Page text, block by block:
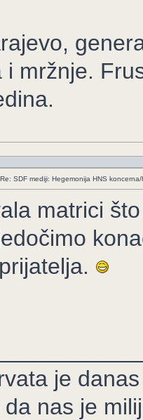
i mržnje.
Re: SDF mediji: Hegemonija HNS
matrici
je
da nas je